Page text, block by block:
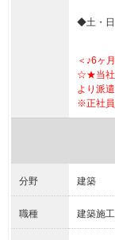
◆土・日
＜♪6ヶ
☆★当社
より派
※正社員
分野 建築
職種 建築施